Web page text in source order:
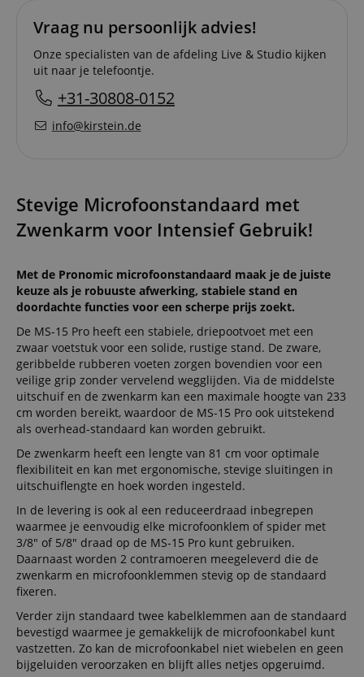
Vraag nu persoonlijk advies!
Onze specialisten van de afdeling Live & Studio kijken
uit naar je telefoontje.
+31-30808-0152
info@kirstein.de
Stevige Microfoonstandaard met
Zwenkarm voor Intensief Gebruik!
Met de Pronomic microfoonstandaard maak je de juiste
keuze als je robuuste afwerking, stabiele stand en
doordachte functies voor een scherpe prijs zoekt.
De MS-15 Pro heeft een stabiele, driepootvoet met een
zwaar voetstuk voor een solide, rustige stand. De zware,
geribbelde rubberen voeten zorgen bovendien voor een
veilige grip zonder vervelend wegglijden. Via de middelste
uitschuif en de zwenkarm kan een maximale hoogte van 233
cm worden bereikt, waardoor de MS-15 Pro ook uitstekend
als overhead-standaard kan worden gebruikt.
De zwenkarm heeft een lengte van 81 cm voor optimale
flexibiliteit en kan met ergonomische, stevige sluitingen in
uitschuiflengte en hoek worden ingesteld.
In de levering is ook al een reduceerdraad inbegrepen
waarmee je eenvoudig elke microfoonklem of spider met
3/8" of 5/8" draad op de MS-15 Pro kunt gebruiken.
Daarnaast worden 2 contramoeren meegeleverd die de
zwenkarm en microfoonklemmen stevig op de standaard
fixeren.
Verder zijn standaard twee kabelklemmen aan de standaard
bevestigd waarmee je gemakkelijk de microfoonkabel kunt
vastzetten. Zo kan de microfoonkabel niet wiebelen en geen
bijgeluiden veroorzaken en blijft alles netjes opgeruimd.